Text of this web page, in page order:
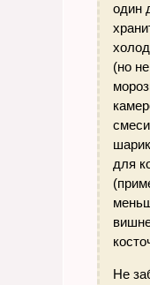
один
(но
для
Не